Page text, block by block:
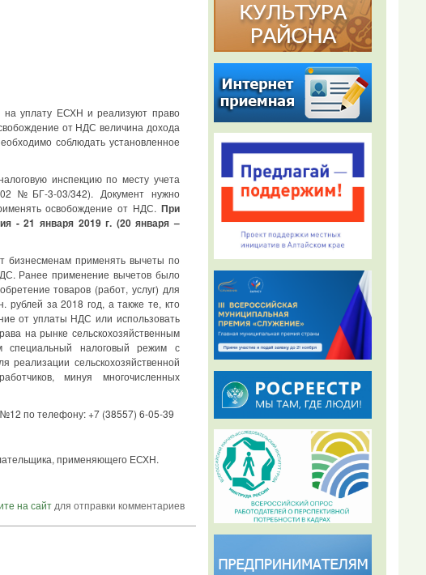
на уплату ЕСХН и реализуют право
от НДС величина дохода
соблюдать установленное
инспекцию по месту учета
№БГ-3-03/342). Документ нужно
освобождение от НДС. При
- 21 января 2019 г. (20 января –
бизнесменам применять вычеты по
Ранее применение вычетов было
товаров (работ, услуг) для
рублей за 2018 год, а также те, кто
от уплаты НДС или использовать
на рынке сельскохозяйственным
специальный налоговый режим с
сельскохозяйственной
минуя многочисленных
по телефону: +7 (38557) 6-05-39
применяющего ЕСХН.
на сайтдля отправки комментариев